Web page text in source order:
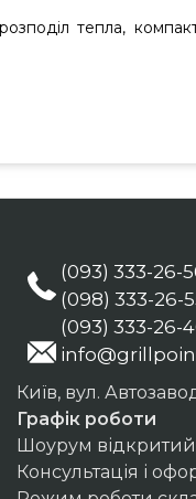
тепла,
також Воки &
по номеру (044)
(093) 333-26-
(098) 333-26-
(093) 333-26-
Київ, вул.
Графік роботи
Шоурум
Консультація і